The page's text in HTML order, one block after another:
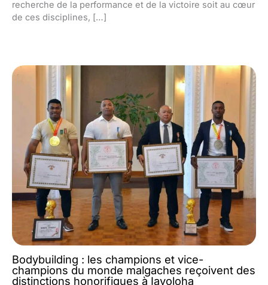
recherche de la performance et de la victoire soit au cœur
de ces disciplines, […]
Bodybuilding : les champions et vice-
champions du monde malgaches reçoivent des
distinctions honorifiques à Iavoloha